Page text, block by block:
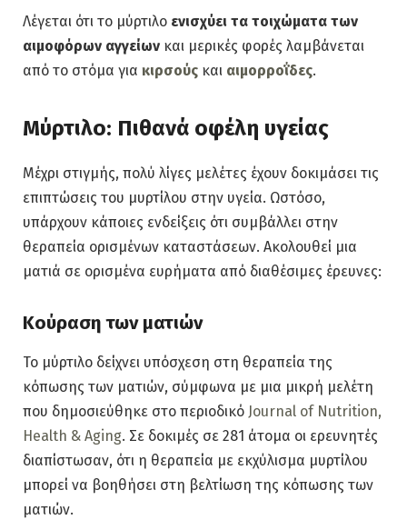
Λέγεται ότι το μύρτιλο ενισχύει τα τοιχώματα των
αιμοφόρων αγγείων και μερικές φορές λαμβάνεται
από το στόμα για κιρσούς και αιμορροΐδες.
Μύρτιλο: Πιθανά οφέλη υγείας
Μέχρι στιγμής, πολύ λίγες μελέτες έχουν δοκιμάσει τις
επιπτώσεις του μυρτίλου στην υγεία. Ωστόσο,
υπάρχουν κάποιες ενδείξεις ότι συμβάλλει στην
θεραπεία ορισμένων καταστάσεων. Ακολουθεί μια
ματιά σε ορισμένα ευρήματα από διαθέσιμες έρευνες:
Κούραση των ματιών
Το μύρτιλο δείχνει υπόσχεση στη θεραπεία της
κόπωσης των ματιών, σύμφωνα με μια μικρή μελέτη
που δημοσιεύθηκε στο περιοδικό Journal of Nutrition,
Health & Aging. Σε δοκιμές σε 281 άτομα οι ερευνητές
διαπίστωσαν, ότι η θεραπεία με εκχύλισμα μυρτίλου
μπορεί να βοηθήσει στη βελτίωση της κόπωσης των
ματιών.